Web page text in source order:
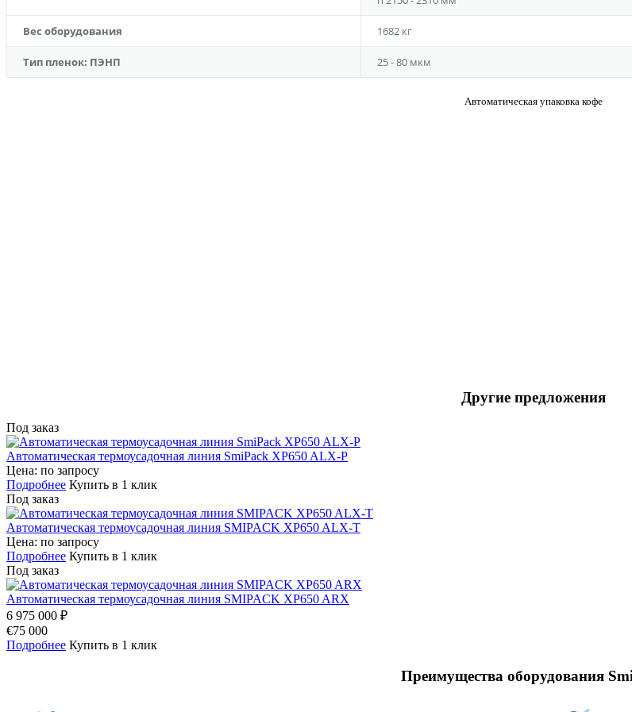
Вес оборудования 1682 кг
Тип пленок: ПЭНП 25 - 80 мкм
Автоматическая упаковка кофе
Другие предложения
Под заказ
Автоматическая термоусадочная линия SmiPack XP650 ALX-P
Цена: по запросу
Подробнее Купить в 1 клик
Под заказ
Автоматическая термоусадочная линия SMIPACK XP650 ALX-T
Цена: по запросу
Подробнее Купить в 1 клик
Под заказ
Автоматическая термоусадочная линия SMIPACK XP650 ARX
6 975 000 ₽
€75 000
Подробнее Купить в 1 клик
Преимущества оборудования